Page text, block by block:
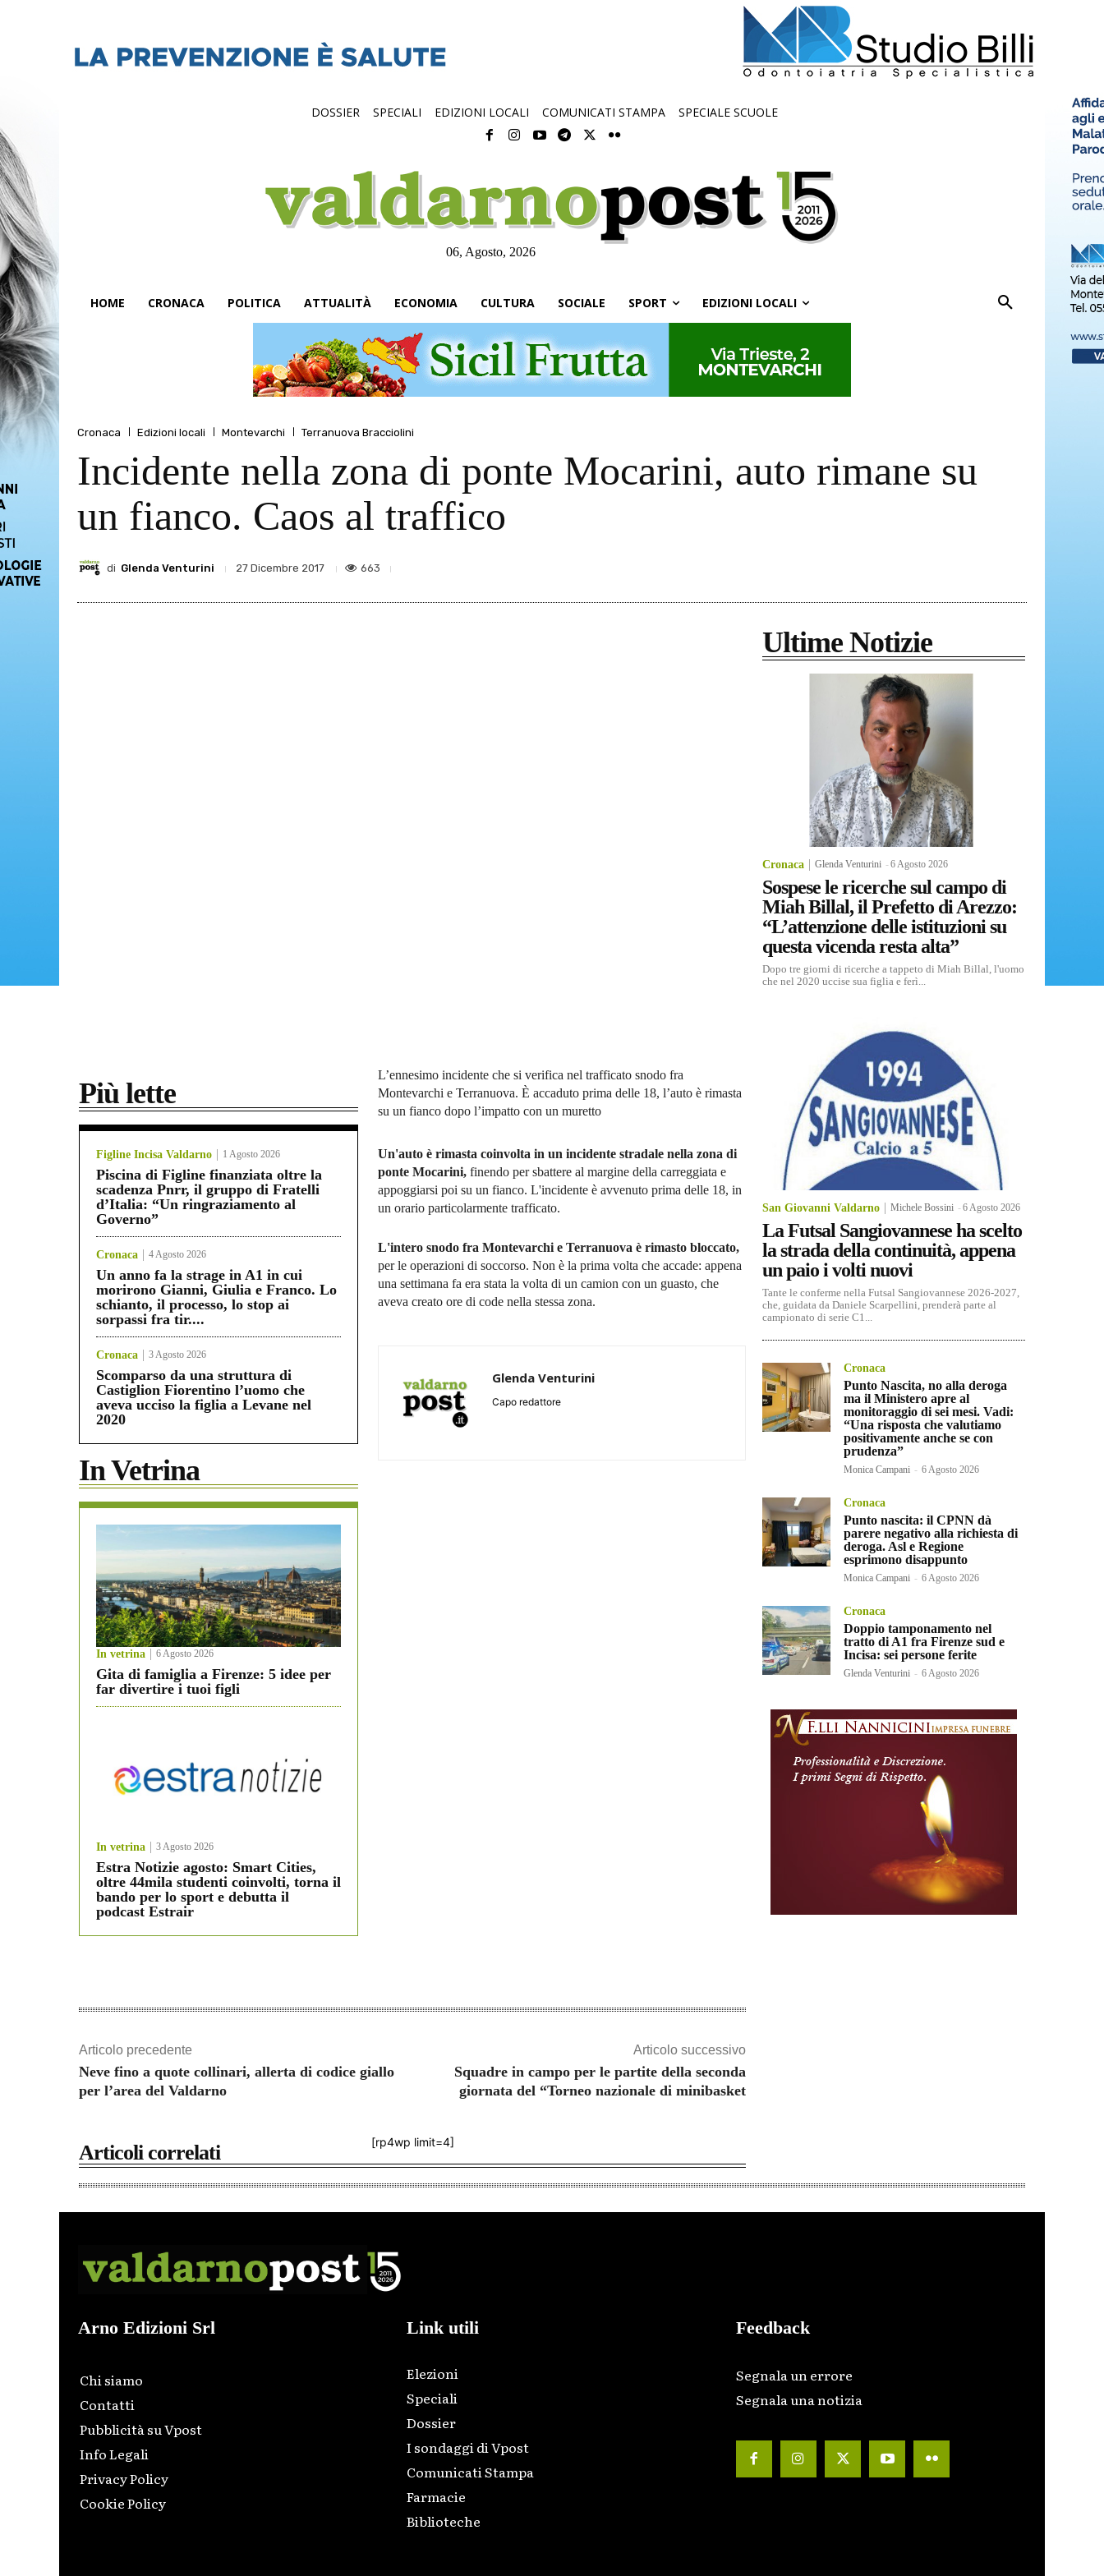
DOSSIER SPECIALI EDIZIONI LOCALI COMUNICATI STAMPA SPECIALE SCUOLE
06, Agosto, 2026
HOME CRONACA POLITICA ATTUALITÀ ECONOMIA CULTURA SOCIALE SPORT EDIZIONI LOCALI
Cronaca Edizioni locali Montevarchi Terranuova Bracciolini
Incidente nella zona di ponte Mocarini, auto rimane su
un fianco. Caos al traffico
di Glenda Venturini 27 Dicembre 2017 663
Più lette
Figline Incisa Valdarno 1 Agosto 2026
Piscina di Figline finanziata oltre la
scadenza Pnrr, il gruppo di Fratelli
d’Italia: “Un ringraziamento al
Governo”
Cronaca 4 Agosto 2026
Un anno fa la strage in A1 in cui
morirono Gianni, Giulia e Franco. Lo
schianto, il processo, lo stop ai
sorpassi fra tir....
Cronaca 3 Agosto 2026
Scomparso da una struttura di
Castiglion Fiorentino l’uomo che
aveva ucciso la figlia a Levane nel
2020
In Vetrina
In vetrina 6 Agosto 2026
Gita di famiglia a Firenze: 5 idee per
far divertire i tuoi figli
In vetrina 3 Agosto 2026
Estra Notizie agosto: Smart Cities,
oltre 44mila studenti coinvolti, torna il
bando per lo sport e debutta il
podcast Estrair
L’ennesimo incidente che si verifica nel trafficato snodo fra
Montevarchi e Terranuova. È accaduto prima delle 18, l’auto è rimasta
su un fianco dopo l’impatto con un muretto
Un'auto è rimasta coinvolta in un incidente stradale nella zona di
ponte Mocarini, finendo per sbattere al margine della carreggiata e
appoggiarsi poi su un fianco. L'incidente è avvenuto prima delle 18, in
un orario particolarmente trafficato.
L'intero snodo fra Montevarchi e Terranuova è rimasto bloccato,
per le operazioni di soccorso. Non è la prima volta che accade: appena
una settimana fa era stata la volta di un camion con un guasto, che
aveva creato ore di code nella stessa zona.
Glenda Venturini
Capo redattore
Articolo precedente
Neve fino a quote collinari, allerta di codice giallo
per l’area del Valdarno
Articolo successivo
Squadre in campo per le partite della seconda
giornata del “Torneo nazionale di minibasket
[rp4wp limit=4]
Articoli correlati
Ultime Notizie
Cronaca Glenda Venturini -6 Agosto 2026
Sospese le ricerche sul campo di
Miah Billal, il Prefetto di Arezzo:
“L’attenzione delle istituzioni su
questa vicenda resta alta”
Dopo tre giorni di ricerche a tappeto di Miah Billal, l'uomo
che nel 2020 uccise sua figlia e ferì...
San Giovanni Valdarno Michele Bossini -6 Agosto 2026
La Futsal Sangiovannese ha scelto
la strada della continuità, appena
un paio i volti nuovi
Tante le conferme nella Futsal Sangiovannese 2026-2027,
che, guidata da Daniele Scarpellini, prenderà parte al
campionato di serie C1...
Cronaca
Punto Nascita, no alla deroga
ma il Ministero apre al
monitoraggio di sei mesi. Vadi:
“Una risposta che valutiamo
positivamente anche se con
prudenza”
Monica Campani - 6 Agosto 2026
Cronaca
Punto nascita: il CPNN dà
parere negativo alla richiesta di
deroga. Asl e Regione
esprimono disappunto
Monica Campani - 6 Agosto 2026
Cronaca
Doppio tamponamento nel
tratto di A1 fra Firenze sud e
Incisa: sei persone ferite
Glenda Venturini - 6 Agosto 2026
Arno Edizioni Srl
Chi siamo
Contatti
Pubblicità su Vpost
Info Legali
Privacy Policy
Cookie Policy
Link utili
Elezioni
Speciali
Dossier
I sondaggi di Vpost
Comunicati Stampa
Farmacie
Biblioteche
Feedback
Segnala un errore
Segnala una notizia